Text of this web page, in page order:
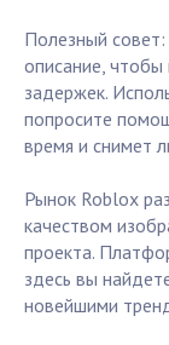
Полезный
описание, чтобы
задержек.
попросите
время и снимет
Рынок Roblox
качеством
проекта.
здесь вы
новейшими